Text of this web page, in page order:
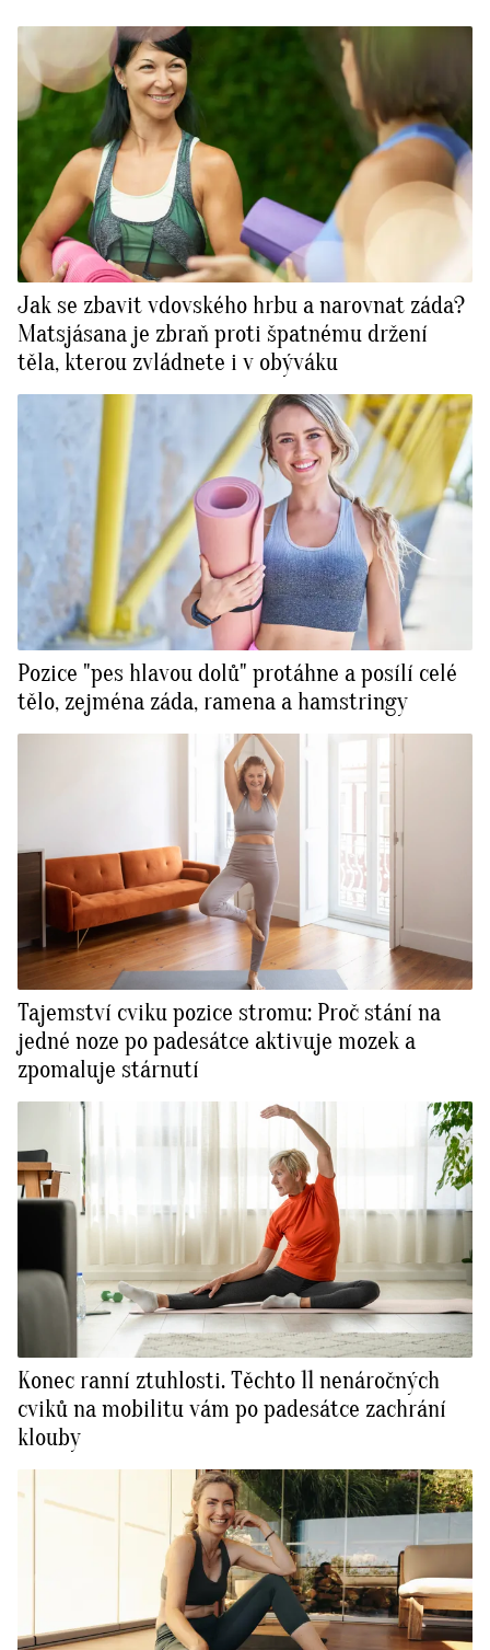
Jak se zbavit vdovského hrbu a narovnat záda?
Matsjásana je zbraň proti špatnému držení
těla, kterou zvládnete i v obýváku
Pozice "pes hlavou dolů" protáhne a posílí celé
tělo, zejména záda, ramena a hamstringy
Tajemství cviku pozice stromu: Proč stání na
jedné noze po padesátce aktivuje mozek a
zpomaluje stárnutí
Konec ranní ztuhlosti. Těchto 11 nenáročných
cviků na mobilitu vám po padesátce zachrání
klouby